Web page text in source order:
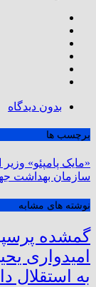
بدون دیدگاه
برچسب ها
«مایک پامپئو»
سازمان بهداشت
نوشته های مشابه
گمشده
امیدواری
به استقلال